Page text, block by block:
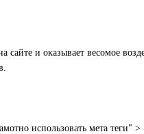
сайте и оказывает весомое
использовать мета теги" >